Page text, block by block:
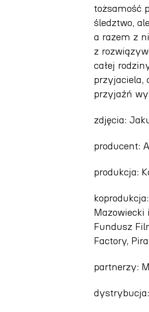
tożsamość
śledztwo,
a razem z
z
całej
przyjaciela,
przyjaźń
zdjęcia:
producent:
produkcja:
Fundusz
Factory,
partnerzy: